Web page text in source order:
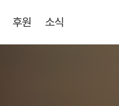
후원 소식